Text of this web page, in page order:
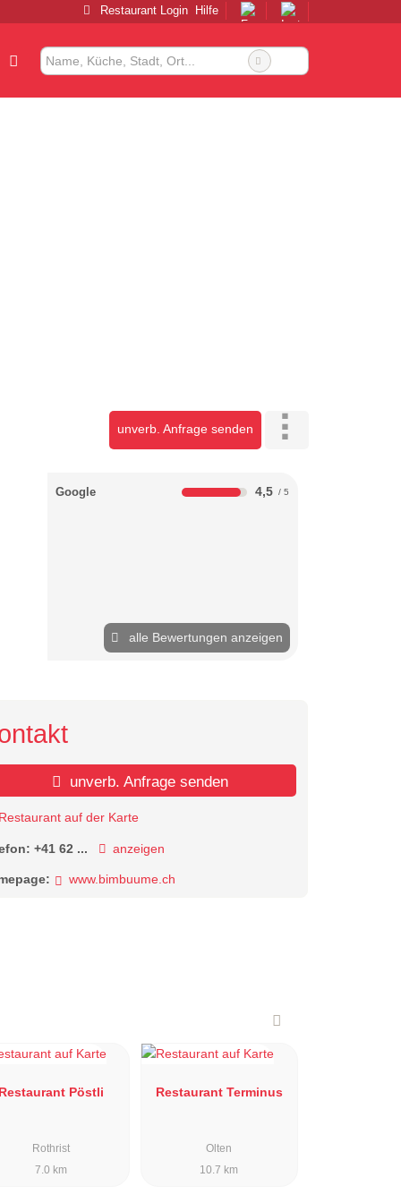
Restaurant Login Hilfe
unverb. Anfrage senden
Google 4,5
alle Bewertungen anzeigen
unverb. Anfrage senden
Restaurant auf der Karte
+41 62 ... anzeigen
www.bimbuume.ch
Restaurant Pöstli
Rothrist
7.0 km
Restaurant Terminus
Olten
10.7 km